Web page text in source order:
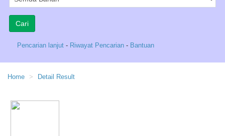
Pencarian lanjut - Riwayat Pencarian - Bantuan
Home Detail Result